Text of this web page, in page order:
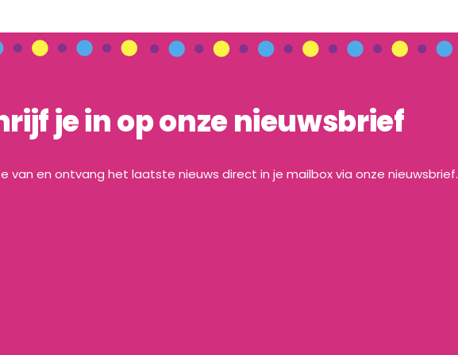
je in op onze nieuwsbrief
van en ontvang het laatste nieuws direct in je mailbox via onze nieuwsbrief.